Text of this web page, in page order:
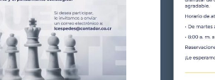
CCPCR Informa